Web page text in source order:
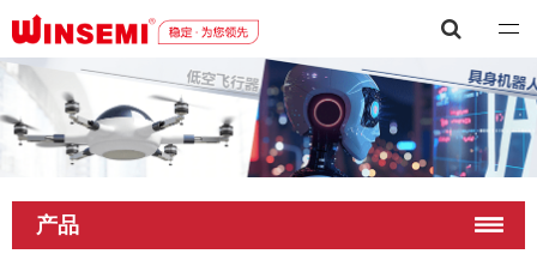
深圳市稳先微电子有限公司
产品